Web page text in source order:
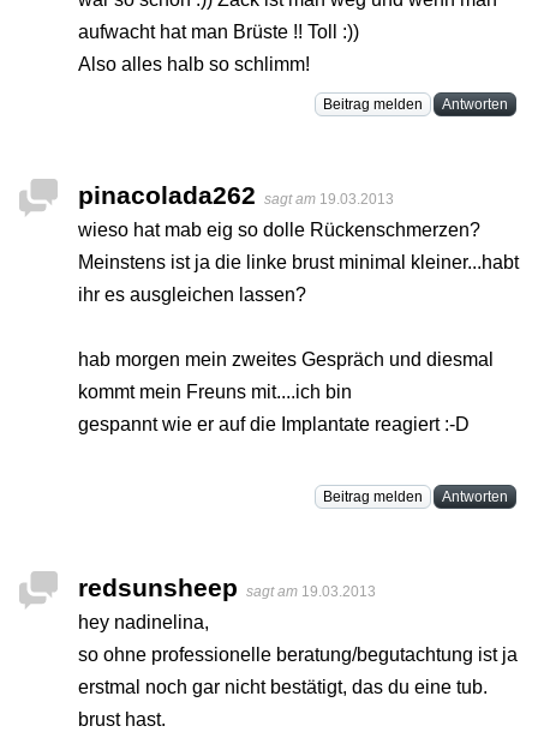
aufwacht hat man Brüste !! Toll :))
Also alles halb so schlimm!
Beitrag melden Antworten
pinacolada262 sagt am 19.03.2013
wieso hat mab eig so dolle Rückenschmerzen?
Meinstens ist ja die linke brust minimal kleiner...habt
ihr es ausgleichen lassen?
hab morgen mein zweites Gespräch und diesmal
kommt mein Freuns mit....ich bin
gespannt wie er auf die Implantate reagiert :-D
Beitrag melden Antworten
redsunsheep sagt am 19.03.2013
hey nadinelina,
so ohne professionelle beratung/begutachtung ist ja
erstmal noch gar nicht bestätigt, das du eine tub.
brust hast.